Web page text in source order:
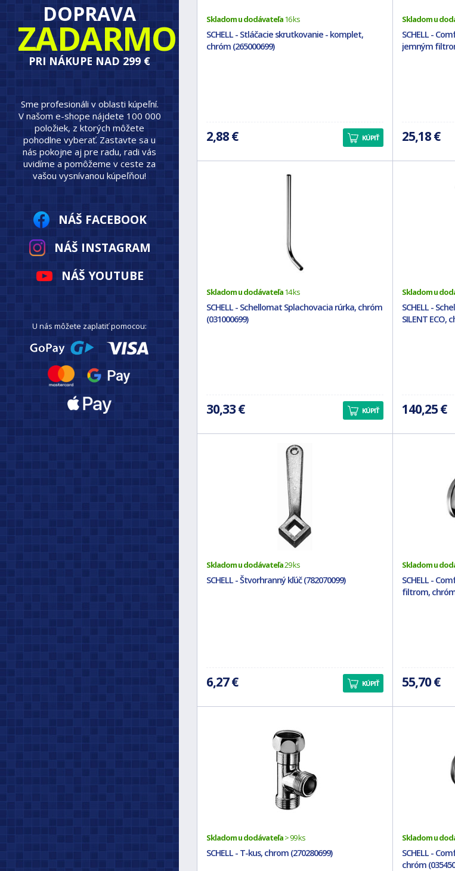
Skladom u dodávateľa16 ks
SCHELL - Stláčacie skrutkovanie - komplet,
chróm (265000699)
2,88 € KÚPIŤ
Skladom u
SCHELL -
jemným
25,18 €
Skladom u dodávateľa14 ks
SCHELL - Schellomat Splachovacia rúrka, chróm
(031000699)
30,33 € KÚPIŤ
Skladom u
SCHELL -
SILENT ECO,
140,25 €
Skladom u dodávateľa29 ks
SCHELL - Štvorhranný kľúč (782070099)
6,27 € KÚPIŤ
Skladom u
SCHELL -
filtrom, chróm
55,70 €
Skladom u dodávateľa> 99 ks
SCHELL - T-kus, chrom (270280699)
Skladom u
SCHELL -
chróm
DOPRAVA
ZADARMO
PRI NÁKUPE NAD 299 €
Sme profesionáli v oblasti kúpeľní.
V našom e-shope nájdete 100 000
položiek, z ktorých môžete
pohodlne vyberať. Zastavte sa u
nás pokojne aj pre radu, radi vás
uvidíme a pomôžeme v ceste za
vašou vysnívanou kúpeľňou!
NÁŠ FACEBOOK
NÁŠ INSTAGRAM
NÁŠ YOUTUBE
U nás môžete zaplatiť pomocou: